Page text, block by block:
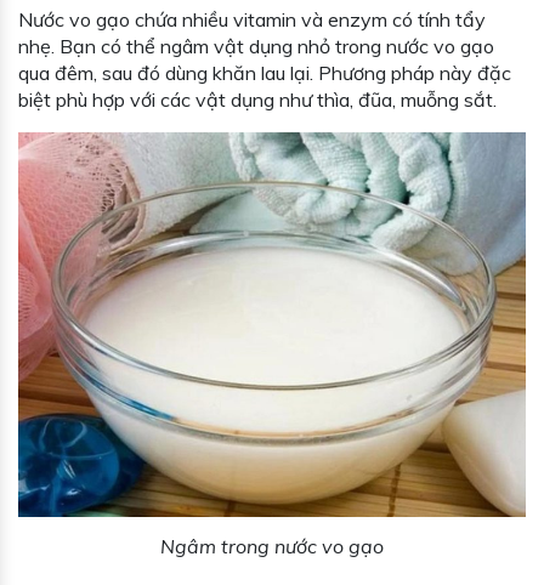
Nước vo gạo chứa nhiều vitamin và enzym có tính tẩy
nhẹ. Bạn có thể ngâm vật dụng nhỏ trong nước vo gạo
qua đêm, sau đó dùng khăn lau lại. Phương pháp này đặc
biệt phù hợp với các vật dụng như thìa, đũa, muỗng sắt.
Ngâm trong nước vo gạo